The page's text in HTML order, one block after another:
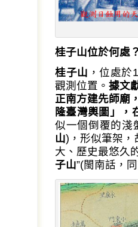
桂子山位於何處
桂子山 ，位處
觀測位置。據文
正南方建先師廟
隆臺灣輿圖」，
似一個倒覆的淺
山)，形似筆架，
大、歷史最悠久
子山”(閩南話，